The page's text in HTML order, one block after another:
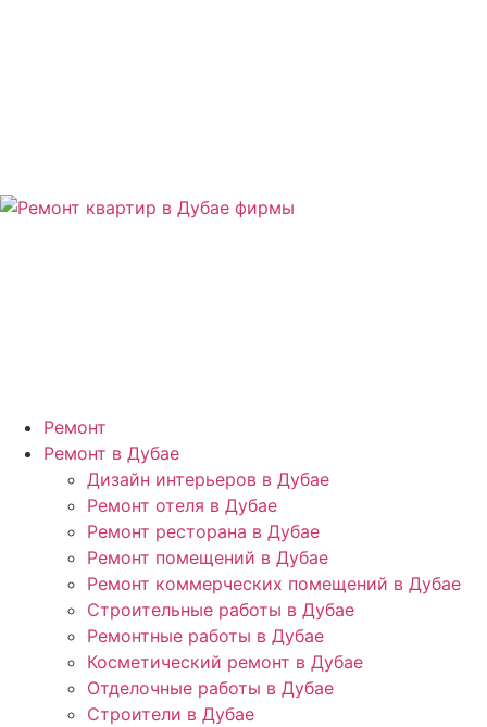
Ремонт
Ремонт в Дубае
Дизайн интерьеров в Дубае
Ремонт отеля в Дубае
Ремонт ресторана в Дубае
Ремонт помещений в Дубае
Ремонт коммерческих помещений в Дубае
Строительные работы в Дубае
Ремонтные работы в Дубае
Косметический ремонт в Дубае
Отделочные работы в Дубае
Строители в Дубае